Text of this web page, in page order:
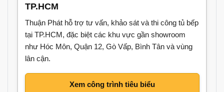
TP.HCM
Thuận Phát hỗ trợ tư vấn, khảo sát và thi công tủ bếp
tại TP.HCM, đặc biệt các khu vực gần showroom
như Hóc Môn, Quận 12, Gò Vấp, Bình Tân và vùng
lân cận.
Xem công trình tiêu biểu